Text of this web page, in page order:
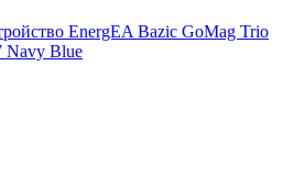
EnergEA Bazic GoMag Trio
Navy Blue